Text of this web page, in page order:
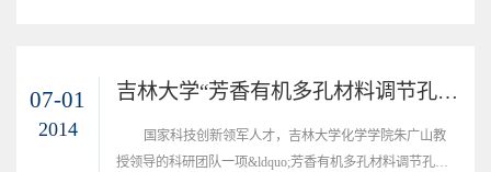
07-01
2014
吉林大学“芳香有机多孔材料调节孔道实现高效的气体筛分”新型材料研发引关注
国家科技创新领军人才，吉林大学化学学院朱广山教
授领导的科研团队一项&ldquo;芳香有机多孔材料调节孔道